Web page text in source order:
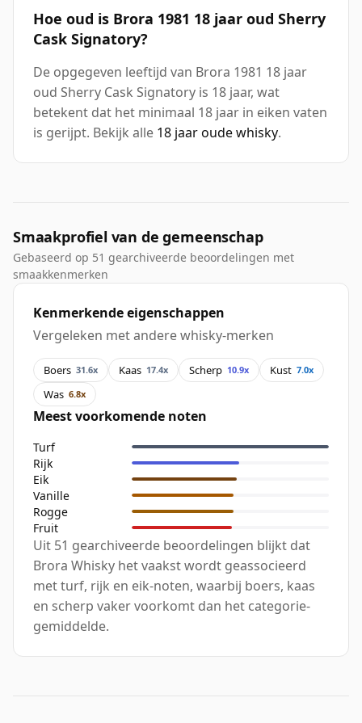
Hoe oud is Brora 1981 18 jaar oud Sherry
Cask Signatory?
De opgegeven leeftijd van Brora 1981 18 jaar
oud Sherry Cask Signatory is 18 jaar, wat
betekent dat het minimaal 18 jaar in eiken vaten
is gerijpt. Bekijk alle 18 jaar oude whisky.
Smaakprofiel van de gemeenschap
Gebaseerd op 51 gearchiveerde beoordelingen met
smaakkenmerken
Kenmerkende eigenschappen
Vergeleken met andere whisky-merken
Boers 31.6x Kaas 17.4x Scherp 10.9x Kust 7.0x
Was 6.8x
Meest voorkomende noten
Turf
Rijk
Eik
Vanille
Rogge
Fruit
Uit 51 gearchiveerde beoordelingen blijkt dat
Brora Whisky het vaakst wordt geassocieerd
met turf, rijk en eik-noten, waarbij boers, kaas
en scherp vaker voorkomt dan het categorie-
gemiddelde.